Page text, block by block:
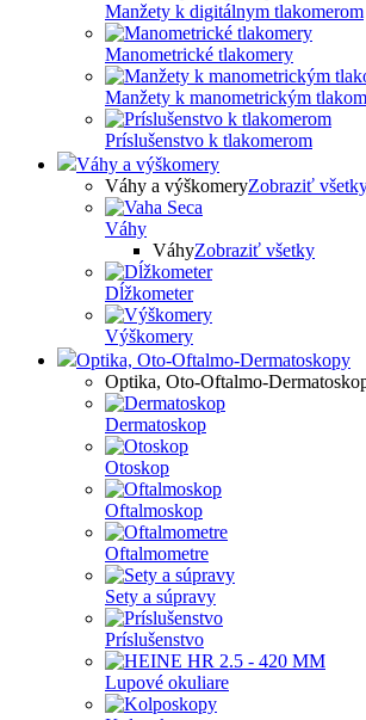
Manžety k digitálnym tlakomerom
Manometrické tlakomery
Manžety k manometrickým
Príslušenstvo k tlakomerom
Váhy a výškomery
Váhy a výškomeryZobraziť
Váhy
VáhyZobraziť všetky
Dĺžkometer
Výškomery
Optika, Oto-Oftalmo-Dermatoskopy
Optika, Oto-Oftalmo-
Dermatoskop
Otoskop
Oftalmoskop
Oftalmometre
Sety a súpravy
Príslušenstvo
Lupové okuliare